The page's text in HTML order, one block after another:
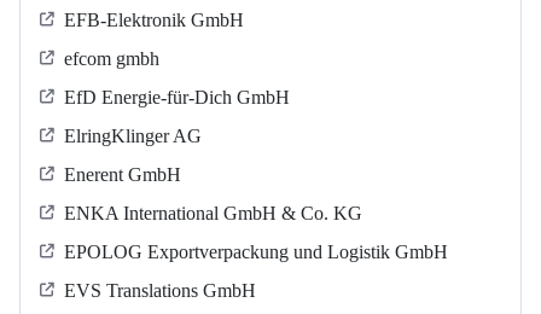
EFB-Elektronik GmbH
efcom gmbh
EfD Energie-für-Dich GmbH
ElringKlinger AG
Enerent GmbH
ENKA International GmbH & Co. KG
EPOLOG Exportverpackung und Logistik GmbH
EVS Translations GmbH